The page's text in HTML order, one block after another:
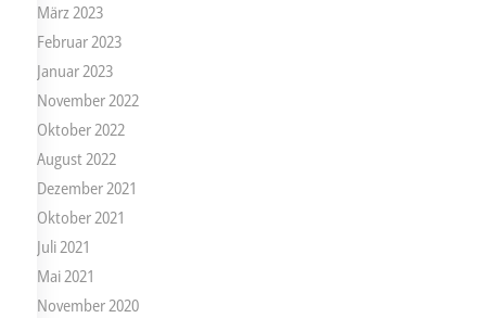
März 2023
Februar 2023
Januar 2023
November 2022
Oktober 2022
August 2022
Dezember 2021
Oktober 2021
Juli 2021
Mai 2021
November 2020